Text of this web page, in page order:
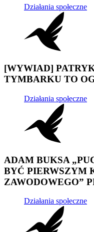
Działania społeczne
[WYWIAD]
TYMBARKU TO
Działania społeczne
ADAM BUKSA
BYĆ PIERWSZYM
ZAWODOWEGO”
Działania społeczne